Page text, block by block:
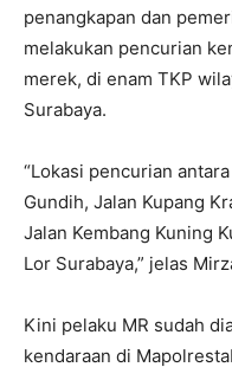
penangkapan dan
melakukan pencurian
merek, di enam TKP
Surabaya.
“Lokasi pencurian
Gundih, Jalan Kupang
Jalan Kembang Kuning
Lor Surabaya,” jelas
Kini pelaku MR sudah
kendaraan di